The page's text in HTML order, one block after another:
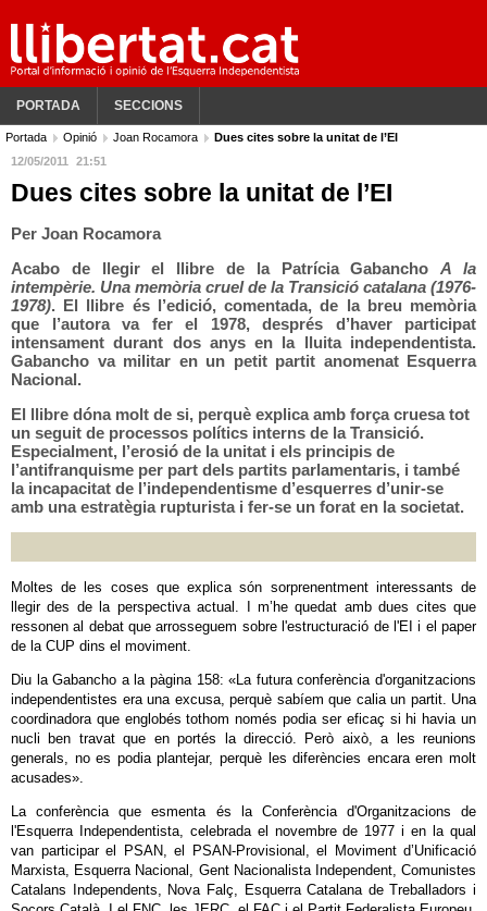
PORTADA SECCIONS
Portada Opinió Joan Rocamora
Dues cites sobre la unitat de l’EI
12/05/2011
21:51
Dues cites sobre la unitat de l’EI
Per Joan Rocamora
Acabo de llegir el llibre de la Patrícia GabanchoA la
intempèrie. Una memòria cruel de la Transició catalana (1976-
1978). El llibre és l’edició, comentada, de la breu memòria
que l’autora va fer el 1978, després d’haver participat
intensament durant dos anys en la lluita independentista.
Gabancho va militar en un petit partit anomenat Esquerra
Nacional.
El llibre dóna molt de si, perquè explica amb força cruesa tot
un seguit de processos polítics interns de la Transició.
Especialment, l’erosió de la unitat i els principis de
l’antifranquisme per part dels partits parlamentaris, i també
la incapacitat de l’independentisme d’esquerres d’unir-se
amb una estratègia rupturista i fer-se un forat en la societat.
Moltes de les coses que explica són sorprenentment interessants de
llegir des de la perspectiva actual. I m’he quedat amb dues cites que
ressonen al debat que arrosseguem sobre l'estructuració de l'EI i el paper
de la CUP dins el moviment.
Diu la Gabancho a la pàgina 158: «La futura conferència d'organitzacions
independentistes era una excusa, perquè sabíem que calia un partit. Una
coordinadora que englobés tothom només podia ser eficaç si hi havia un
nucli ben travat que en portés la direcció. Però això, a les reunions
generals, no es podia plantejar, perquè les diferències encara eren molt
acusades».
La conferència que esmenta és la Conferència d'Organitzacions de
l'Esquerra Independentista, celebrada el novembre de 1977 i en la qual
van participar el PSAN, el PSAN-Provisional, el Moviment d’Unificació
Marxista, Esquerra Nacional, Gent Nacionalista Independent, Comunistes
Catalans Independents, Nova Falç, Esquerra Catalana de Treballadors i